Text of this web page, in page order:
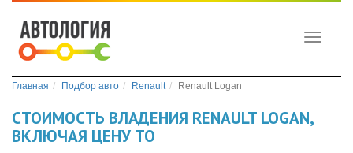
Toggle
Главная Подбор авто Renault Renault Logan
СТОИМОСТЬ ВЛАДЕНИЯ RENAULT LOGAN,
ВКЛЮЧАЯ ЦЕНУ ТО